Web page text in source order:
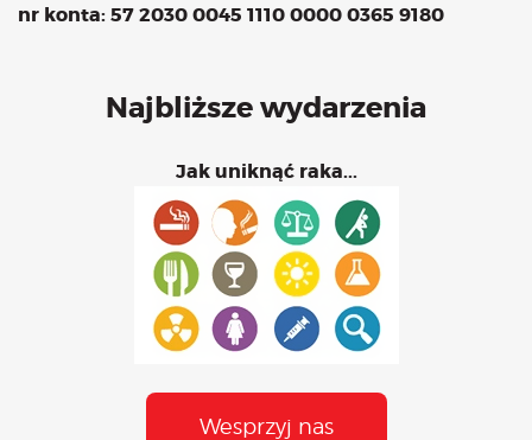
nr konta: 57 2030 0045 1110 0000 0365 9180
Najbliższe wydarzenia
Jak uniknąć raka...
Wesprzyj nas